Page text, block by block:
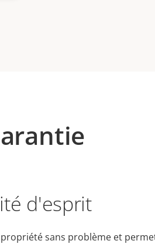
d'esprit
sans problème et